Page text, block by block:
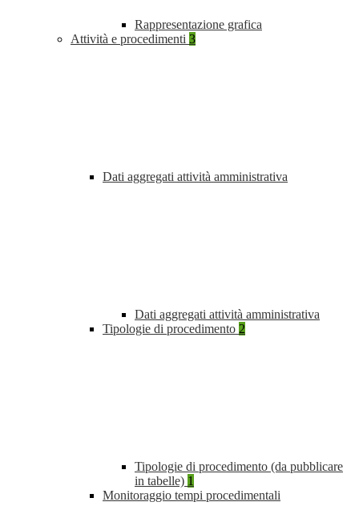
Rappresentazione grafica
Attività e procedimenti 3
Dati aggregati attività amministrativa
Dati aggregati attività amministrativa
Tipologie di procedimento 2
Tipologie di procedimento (da pubblicare
in tabelle) 1
Monitoraggio tempi procedimentali